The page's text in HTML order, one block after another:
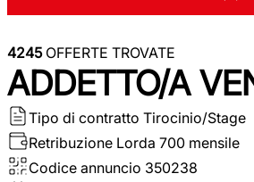
4245OFFERTE TROVATE
ADDETTO/A
Tipo di contratto Tirocinio/Stage
Retribuzione Lorda 700 mensile
Codice annuncio 350238